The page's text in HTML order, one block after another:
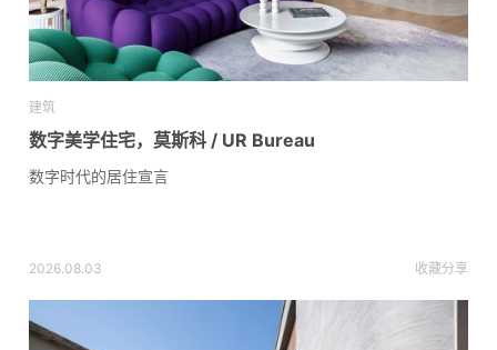
建筑
数字美学住宅，莫斯科 / UR Bureau
数字时代的居住宣言
2026.08.03 收藏分享